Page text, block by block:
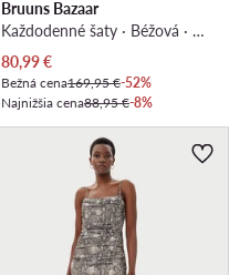
Bruuns Bazaar
Každodenné šaty · Béžová · Midi
Aktuálna cena
80,99€
Bežná cena169,95 €-52%
Najnižšia cena88,95 €-8%